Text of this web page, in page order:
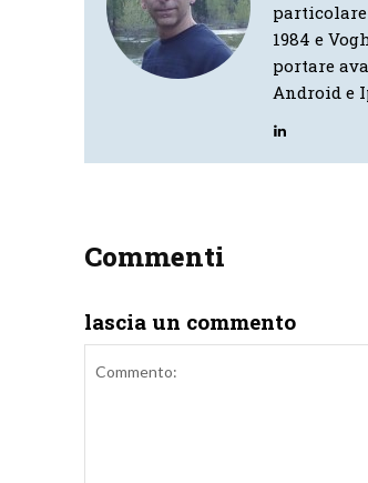
1984 e
portare
Android e
Commenti
lascia un commento